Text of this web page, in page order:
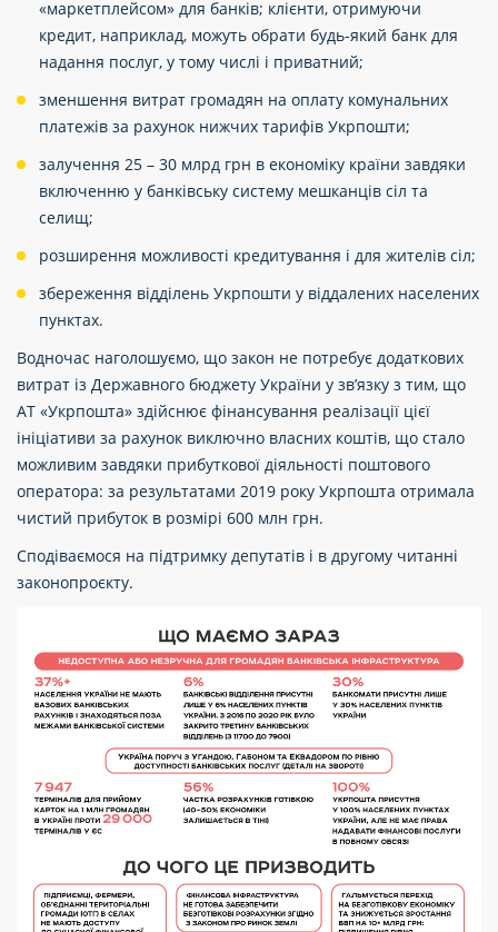
«маркетплейсом» для банків; клієнти, отримуючи
кредит, наприклад, можуть обрати будь-який банк для
надання послуг, у тому числі і приватний;
зменшення витрат громадян на оплату комунальних
платежів за рахунок нижчих тарифів Укрпошти;
залучення 25 – 30 млрд грн в економіку країни завдяки
включенню у банківську систему мешканців сіл та
селищ;
розширення можливості кредитування і для жителів сіл;
збереження відділень Укрпошти у віддалених населених
пунктах.
Водночас наголошуємо, що закон не потребує додаткових
витрат із Державного бюджету України у зв’язку з тим, що
АТ «Укрпошта» здійснює фінансування реалізації цієї
ініціативи за рахунок виключно власних коштів, що стало
можливим завдяки прибуткової діяльності поштового
оператора: за результатами 2019 року Укрпошта отримала
чистий прибуток в розмірі 600 млн грн.
Сподіваємося на підтримку депутатів і в другому читанні
законопроєкту.